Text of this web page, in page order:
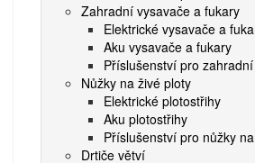
Zahradní vysavače a fukary
Elektrické vysavače a
Aku vysavače a fukary
Příslušenství pro
Nůžky na živé ploty
Elektrické plotostřihy
Aku plotostřihy
Příslušenství pro nůžky
Drtiče větví